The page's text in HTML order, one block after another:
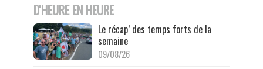
D'HEURE EN HEURE
Le récap’ des temps forts de la
semaine
09/08/26